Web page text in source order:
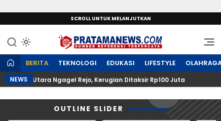
SCROLL UNTUK MELANJUTKAN
PratamaNews.com
Sumber Referensi Terpercaya
BERITA TEKNOLOGI EDUKASI LIFESTYLE
NEWSUtara Ngagel Rejo, Kerugian Ditaksir Rp100 Juta
OUTLINE SLIDER